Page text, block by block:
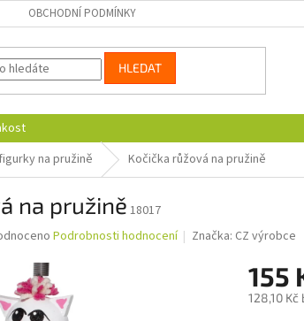
OBCHODNÍ PODMÍNKY
HLEDAT
na pružině Kočička růžová na pružině
na pružině 18017
Podrobnosti hodnocení Značka: CZ výrobce
155
128,10 Kč